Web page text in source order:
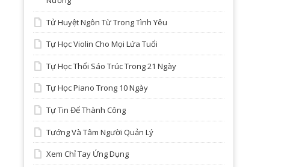
Tử Huyệt Ngôn Từ Trong Tình Yêu
Tự Học Violin Cho Mọi Lứa Tuổi
Tự Học Thổi Sáo Trúc Trong 21 Ngày
Tự Học Piano Trong 10 Ngày
Tự Tin Để Thành Công
Tướng Và Tâm Người Quản Lý
Xem Chỉ Tay Ứng Dụng